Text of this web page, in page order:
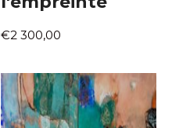
€2 300,00